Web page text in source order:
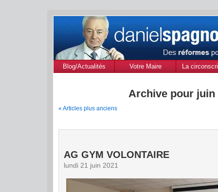
Blog/Actualités Votre Maire
La
Archive pour juin
« Articles plus anciens
AG GYM VOLONTAIRE
lundi 21 juin 2021